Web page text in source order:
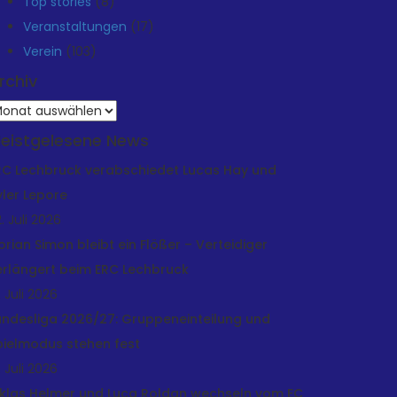
Veranstaltungen (17)
Verein (103)
News
Lechbruck verabschiedet Lucas Hay und
Lepore
Juli 2026
Simon bleibt ein Flößer – Verteidiger
beim ERC Lechbruck
Juli 2026
2026/27: Gruppeneinteilung und
stehen fest
Juli 2026